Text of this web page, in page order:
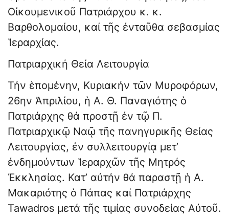
Οἰκουμενικοῦ Πατριάρχου κ. κ.
Βαρθολομαίου, καί τῆς ἐνταῦθα σεβασμίας
Ἱεραρχίας.
Πατριαρχική Θεία Λειτουργία
Τήν ἑπομένην, Κυριακήν τῶν Μυροφόρων,
26ην Ἀπριλίου, ἡ Α. Θ. Παναγιότης ὁ
Πατριάρχης θά προστῇ ἐν τῷ Π.
Πατριαρχικῷ Ναῷ τῆς πανηγυρικῆς Θείας
Λειτουργίας, ἐν συλλειτουργίᾳ μετ’
ἐνδημούντων Ἱεραρχῶν τῆς Μητρός
Ἐκκλησίας. Κατ’ αὐτήν θά παραστῇ ἡ Α.
Μακαριότης ὁ Πάπας καί Πατριάρχης
Tawadros μετά τῆς τιμίας συνοδείας Αὐτοῦ.